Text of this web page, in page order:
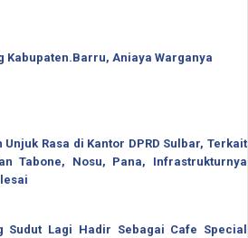
Kabupaten.Barru, Aniaya Warganya
Unjuk Rasa di Kantor DPRD Sulbar, Terkait
Tabone, Nosu, Pana, Infrastrukturnya
Sudut Lagi Hadir Sebagai Cafe Special